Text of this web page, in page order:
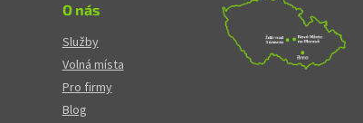
O nás
Služby
Volná místa
Pro firmy
Blog